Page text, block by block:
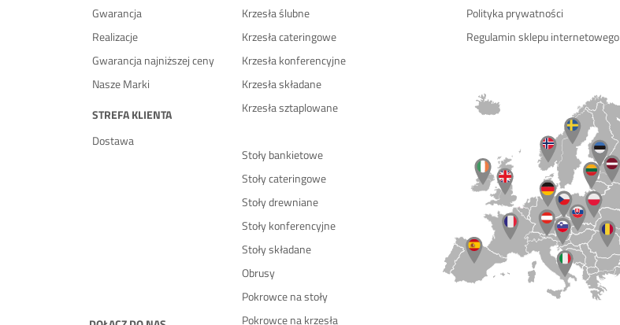
Gwarancja
Realizacje
Gwarancja najniższej ceny
Nasze Marki
STREFA KLIENTA
Dostawa
Krzesła ślubne
Krzesła cateringowe
Krzesła konferencyjne
Krzesła składane
Krzesła sztaplowane
Stoły bankietowe
Stoły cateringowe
Stoły drewniane
Stoły konferencyjne
Stoły składane
Obrusy
Pokrowce na stoły
Pokrowce na krzesła
Polityka prywatności
Regulamin sklepu internetowego